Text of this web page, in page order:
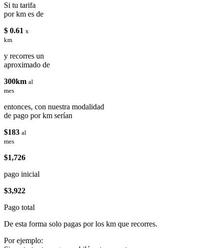
Si tu tarifa
por km es de
$ 0.61 x
km
y recorres un
aproximado de
300km al
mes
entonces, con nuestra modalidad
de pago por km serían
$183 al
mes
$1,726
pago inicial
$3,922
Pago total
De esta forma solo pagas por los km que recorres.
Por ejemplo: